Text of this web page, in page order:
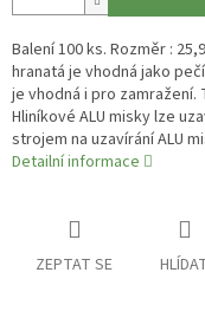
Balení 100 ks. Rozměr :
hranatá je vhodná jako
je vhodná i pro zamražení.
Hliníkové ALU misky lze
strojem na uzavírání ALU
Detailní informace
ZEPTAT SE